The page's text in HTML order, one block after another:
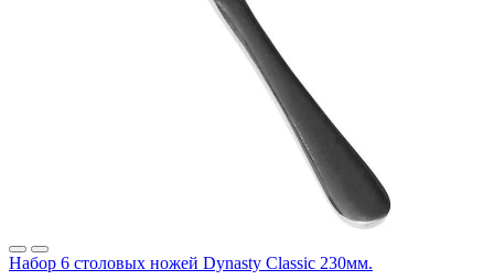
Набор 6 столовых ножей Dynasty Classic 230мм.